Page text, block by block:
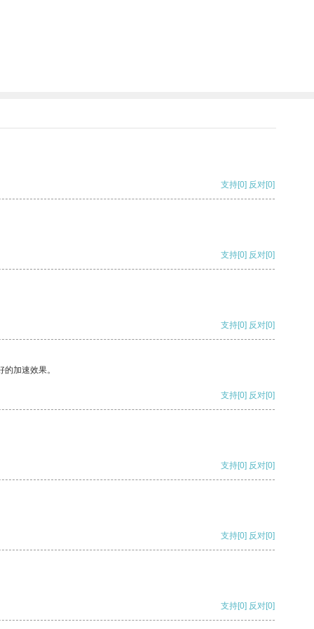
支持[0] 反对[0]
支持[0] 反对[0]
支持[0] 反对[0]
加速效果。
支持[0] 反对[0]
支持[0] 反对[0]
支持[0] 反对[0]
支持[0] 反对[0]